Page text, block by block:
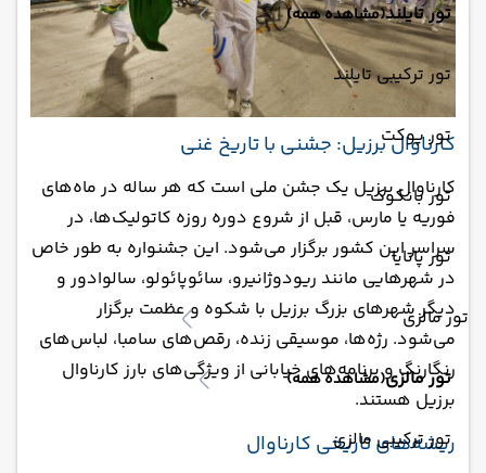
تور تایلند(مشاهده همه)
تور ترکیبی تایلند
تور پوکت
تور بانکوک
تور پاتایا
تور مالزی
تور مالزی(مشاهده همه)
تور ترکیبی مالزی
کارناوال برزیل: جشنی با تاریخ غنی
کارناوال برزیل یک جشن ملی است که هر ساله در ماه‌های
فوریه یا مارس، قبل از شروع دوره روزه کاتولیک‌ها، در
سراسر این کشور برگزار می‌شود. این جشنواره به طور خاص
در شهرهایی مانند ریودوژانیرو، سائوپائولو، سالوادور و
دیگر شهرهای بزرگ برزیل با شکوه و عظمت برگزار
می‌شود. رژه‌ها، موسیقی زنده، رقص‌های سامبا، لباس‌های
رنگارنگ و برنامه‌های خیابانی از ویژگی‌های بارز کارناوال
برزیل هستند.
ریشه‌های تاریخی کارناوال